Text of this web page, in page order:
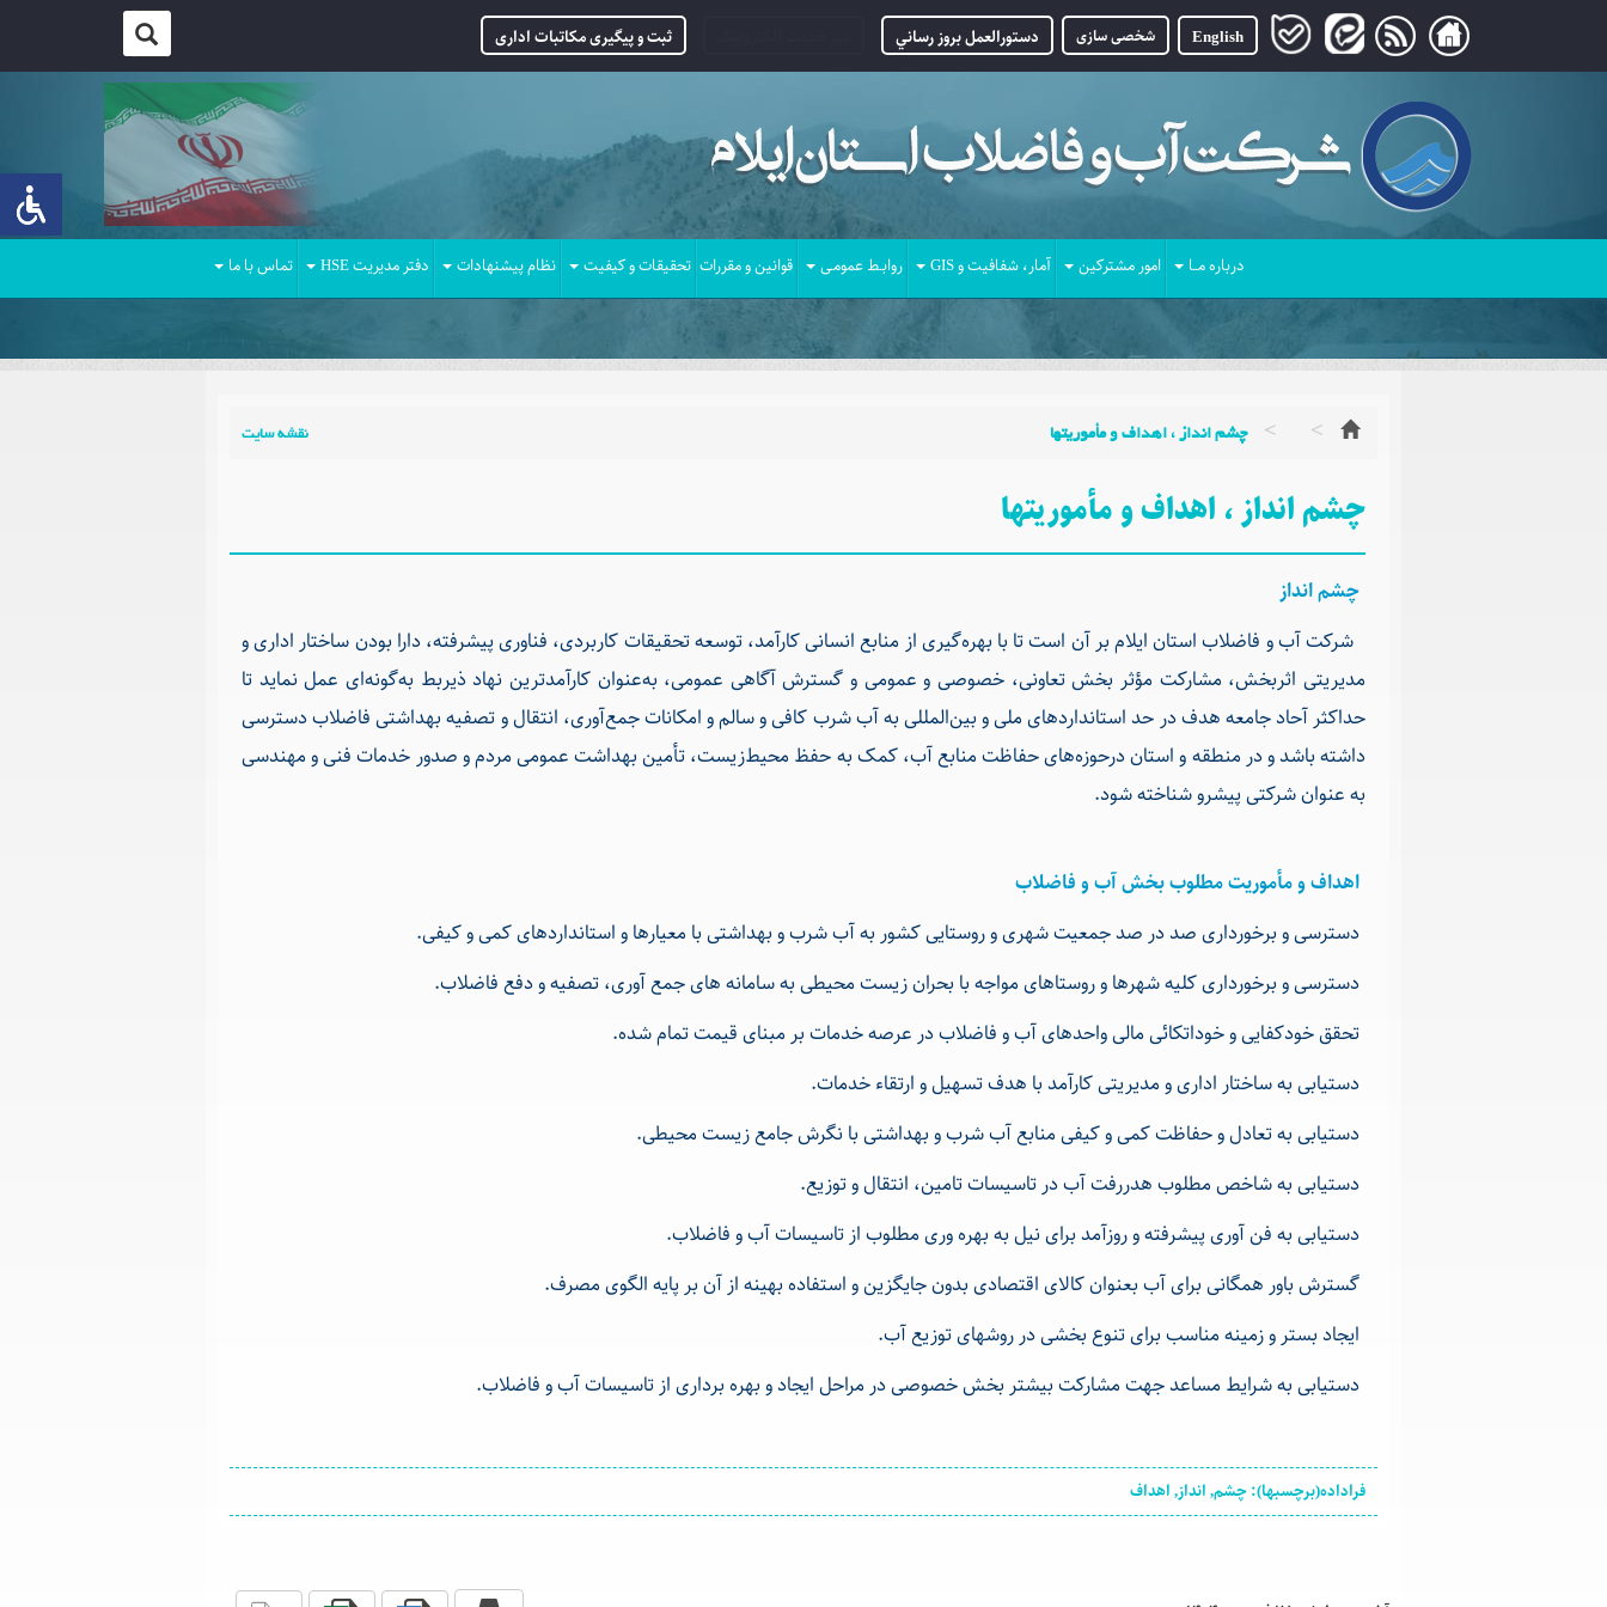
English شخصی سازی دستورالعمل بروز رساني ثبت و پیگیری مکاتبات اداری
درباره مــا امور مشترکین آمار، شفافیت و GIS روابـط عمومـی قوانین و مقررات تحقیقات و کیفیت نظام پیشنهادات دفتر مدیریت HSE تماس با ما
چشم انداز ، اهداف و مأموریتها نقشه سایت
چشم انداز ، اهداف و مأموریتها
چشم انداز
شرکت آب و فاضلاب استان ایلام بر آن است تا با بهره‌گیری از منابع انسانی کارآمد، توسعه تحقیقات کاربردی، فناوری پیشرفته، دارا بودن ساختار اداری و
مدیریتی اثربخش، مشارکت مؤثر بخش تعاونی، خصوصی و عمومی و گسترش آگاهی عمومی، به‌عنوان کارآمدترین نهاد ذیربط به‌گونه‌ای عمل نماید تا
حداکثر آحاد جامعه هدف در حد استانداردهای ملی و بین‌المللی به آب شرب کافی و سالم و امکانات جمع‌آوری، انتقال و تصفیه بهداشتی فاضلاب دسترسی
داشته باشد و در منطقه و استان درحوزه‌های حفاظت منابع آب، کمک به حفظ محیط‌زیست، تأمین بهداشت عمومی مردم و صدور خدمات فنی و مهندسی
به عنوان شرکتی پیشرو شناخته شود.
اهداف و مأموریت مطلوب بخش آب و فاضلاب
دسترسی و برخورداری صد در صد جمعیت شهری و روستایی کشور به آب شرب و بهداشتی با معیارها و استانداردهای کمی و کیفی.
دسترسی و برخورداری کلیه شهرها و روستاهای مواجه با بحران زیست محیطی به سامانه های جمع آوری، تصفیه و دفع فاضلاب.
تحقق خودکفایی و خوداتکائی مالی واحدهای آب و فاضلاب در عرصه خدمات بر مبنای قیمت تمام شده.
دستیابی به ساختار اداری و مدیریتی کارآمد با هدف تسهیل و ارتقاء خدمات.
دستیابی به تعادل و حفاظت کمی و کیفی منابع آب شرب و بهداشتی با نگرش جامع زیست محیطی.
دستیابی به شاخص مطلوب هدررفت آب در تاسیسات تامین، انتقال و توزیع.
دستیابی به فن آوری پیشرفته و روزآمد برای نیل به بهره وری مطلوب از تاسیسات آب و فاضلاب.
گسترش باور همگانی برای آب بعنوان کالای اقتصادی بدون جایگزین و استفاده بهینه از آن بر پایه الگوی مصرف.
ایجاد بستر و زمینه مناسب برای تنوع بخشی در روشهای توزیع آب.
دستیابی به شرایط مساعد جهت مشارکت بیشتر بخش خصوصی در مراحل ایجاد و بهره برداری از تاسیسات آب و فاضلاب.
فراداده(برچسبها): چشم, انداز, اهداف